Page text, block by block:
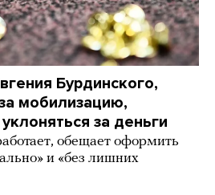
Бурдинского,
мобилизацию,
за деньги
обещает оформить
и «без лишних